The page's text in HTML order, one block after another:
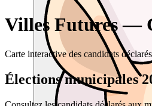
Villes Futures —
Carte interactive des candidats
Élections municipales